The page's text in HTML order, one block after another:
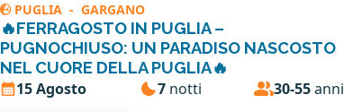
PUGLIA - GARGANO
🔥FERRAGOSTO IN PUGLIA –
PUGNOCHIUSO: UN PARADISO NASCOSTO
NEL CUORE DELLA PUGLIA🔥
15 Agosto 7notti 30-55anni